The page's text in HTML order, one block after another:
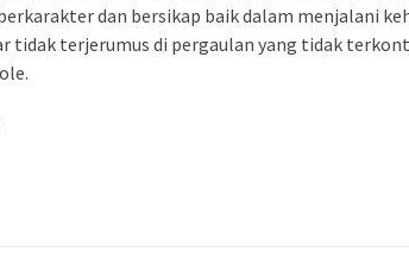
dan bersikap baik dalam menjalani
tidak terjerumus di pergaulan yang tidak